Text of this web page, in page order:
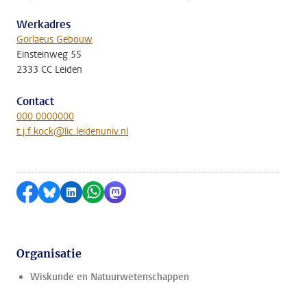
Werkadres
Gorlaeus Gebouw
Einsteinweg 55
2333 CC Leiden
Contact
000 0000000
t.j.f.kock@lic.leidenuniv.nl
Delen op Facebook
Delen via Bluesky
Delen op LinkedIn
Delen via WhatsApp
Delen via Mastodon
Organisatie
Wiskunde en Natuurwetenschappen